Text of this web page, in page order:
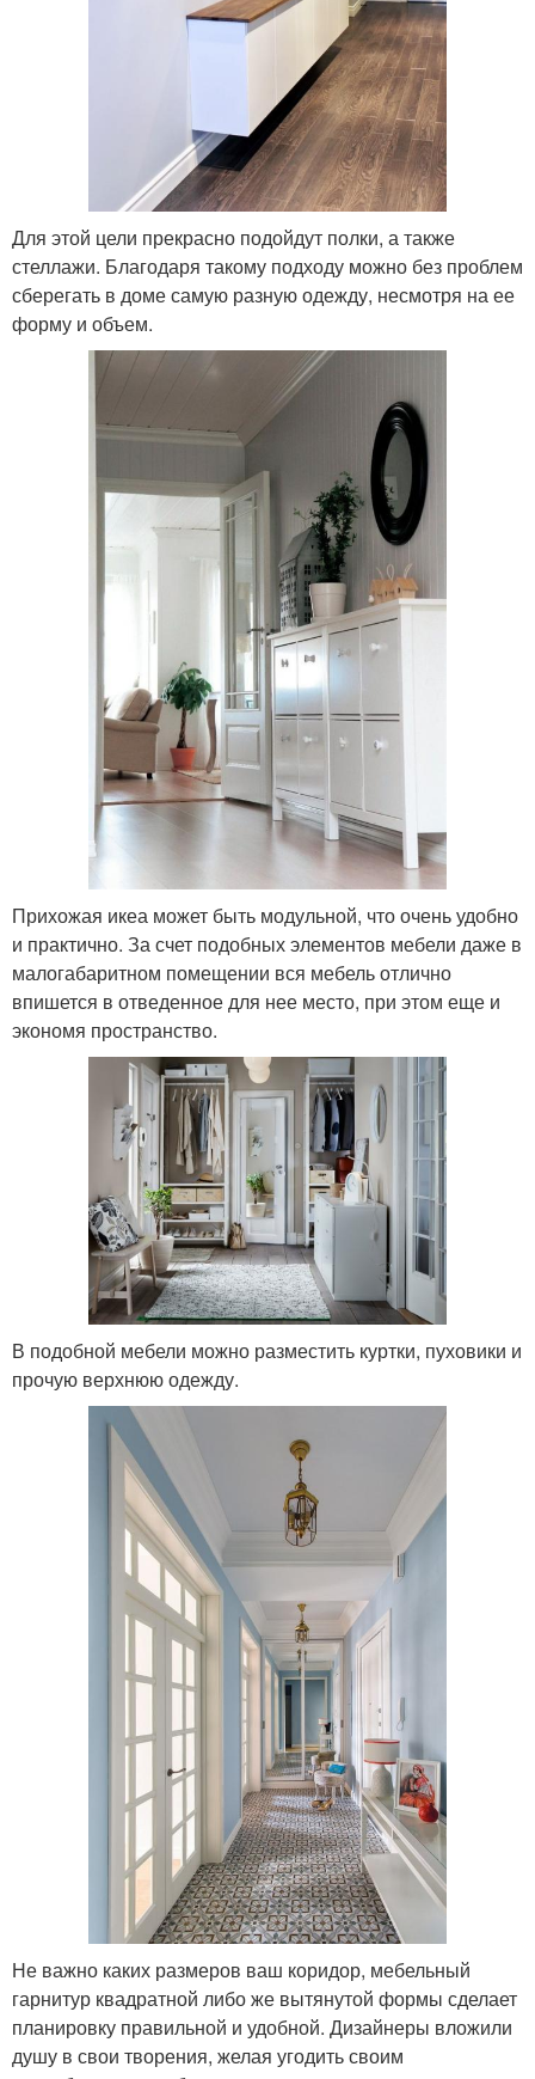
Для этой цели прекрасно подойдут полки, а также
стеллажи. Благодаря такому подходу можно без проблем
сберегать в доме самую разную одежду, несмотря на ее
форму и объем.
Прихожая икеа может быть модульной, что очень удобно
и практично. За счет подобных элементов мебели даже в
малогабаритном помещении вся мебель отлично
впишется в отведенное для нее место, при этом еще и
экономя пространство.
В подобной мебели можно разместить куртки, пуховики и
прочую верхнюю одежду.
Не важно каких размеров ваш коридор, мебельный
гарнитур квадратной либо же вытянутой формы сделает
планировку правильной и удобной. Дизайнеры вложили
душу в свои творения, желая угодить своим